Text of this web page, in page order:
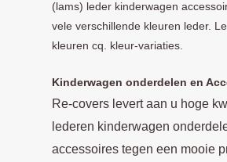
(lams) leder kinderwagen
vele verschillende kleuren leder.
kleuren cq. kleur-variaties.
Kinderwagen onderdelen en
Re-covers levert aan u hoge
lederen kinderwagen
accessoires tegen een mooie